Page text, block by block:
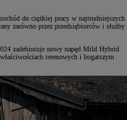
do ciężkiej pracy w najtrudniejszych
zarówno przez przedsiębiorców i służby
zadebiutuje nowy napęd Mild Hybrid
terenowych i bogatszym